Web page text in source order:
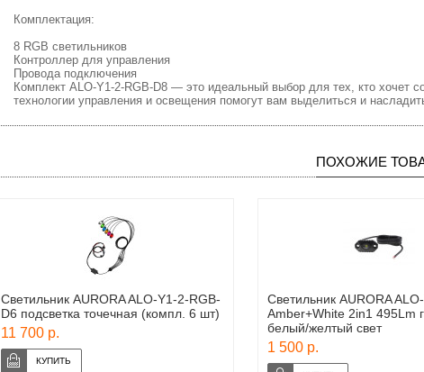
Комплектация:
8 RGB светильников
Контроллер для управления
Провода подключения
Комплект ALO-Y1-2-RGB-D8 — это идеальный выбор для тех, кто хочет
технологии управления и освещения помогут вам выделиться и
ПОХОЖИЕ
Светильник AURORA ALO-Y1-2-RGB-
D6 подсветка точечная (компл. 6 шт)
11 700 р.
Светильник AURORA
Amber+White 2in1 495Lm
белый/желтый свет
1 500 р.